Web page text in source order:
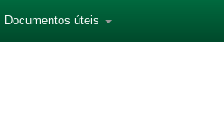
Documentos úteis